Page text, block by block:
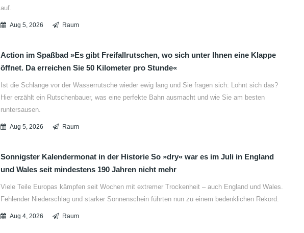
auf.
Aug 5, 2026 Raum
Action im Spaßbad »Es gibt Freifallrutschen, wo sich unter Ihnen eine Klappe
öffnet. Da erreichen Sie 50 Kilometer pro Stunde«
Ist die Schlange vor der Wasserrutsche wieder ewig lang und Sie fragen sich: Lohnt sich das?
Hier erzählt ein Rutschenbauer, was eine perfekte Bahn ausmacht und wie Sie am besten
runtersausen.
Aug 5, 2026 Raum
Sonnigster Kalendermonat in der Historie So »dry« war es im Juli in England
und Wales seit mindestens 190 Jahren nicht mehr
Viele Teile Europas kämpfen seit Wochen mit extremer Trockenheit – auch England und Wales.
Fehlender Niederschlag und starker Sonnenschein führten nun zu einem bedenklichen Rekord.
Aug 4, 2026 Raum